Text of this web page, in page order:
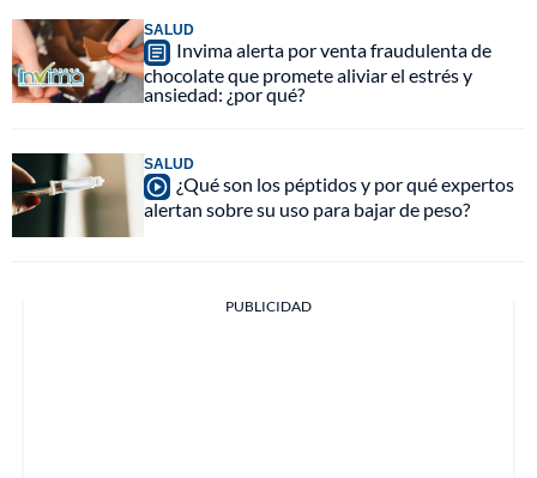
SALUD
Invima alerta por venta fraudulenta de
chocolate que promete aliviar el estrés y
ansiedad: ¿por qué?
SALUD
¿Qué son los péptidos y por qué expertos
alertan sobre su uso para bajar de peso?
PUBLICIDAD